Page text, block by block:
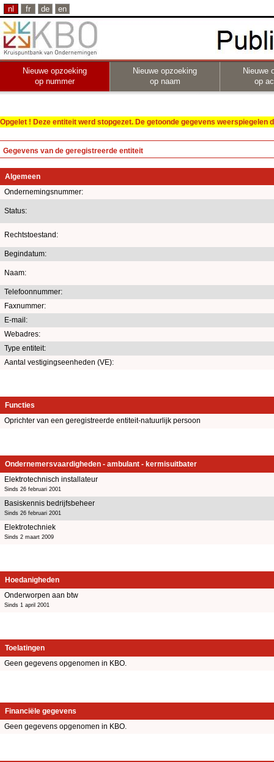
nl fr de en
Nieuwe opzoeking
op nummer
Nieuwe opzoeking
op naam
Nieuwe
op
Opgelet ! Deze entiteit werd stopgezet. De getoonde gegevens
Gegevens van de geregistreerde entiteit
Algemeen
Ondernemingsnummer:
Status:
Rechtstoestand:
Begindatum:
Naam:
Telefoonnummer:
Faxnummer:
E-mail:
Webadres:
Type entiteit:
Aantal vestigingseenheden (VE):
Functies
Oprichter van een geregistreerde entiteit-natuurlijk persoon
Ondernemersvaardigheden - ambulant - kermisuitbater
Elektrotechnisch installateur
Sinds 26 februari 2001
Basiskennis bedrijfsbeheer
Sinds 26 februari 2001
Elektrotechniek
Sinds 2 maart 2009
Hoedanigheden
Onderworpen aan btw
Sinds 1 april 2001
Toelatingen
Geen gegevens opgenomen in KBO.
Financiële gegevens
Geen gegevens opgenomen in KBO.